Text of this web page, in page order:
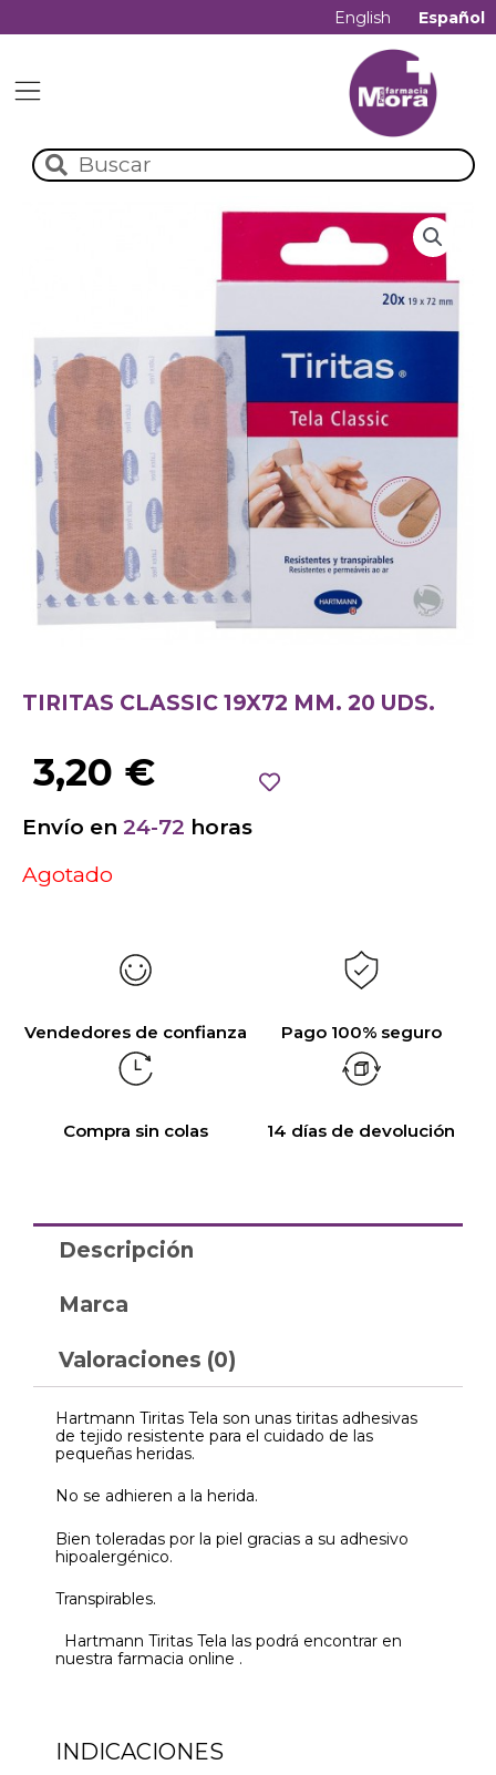
English Español
TIRITAS CLASSIC 19X72 MM. 20 UDS.
3,20 €
Envío en 24-72 horas
Agotado
Vendedores de confianza Pago 100% seguro
Compra sin colas 14 días de devolución
Descripción
Marca
Valoraciones (0)
Hartmann Tiritas Tela son unas tiritas adhesivas
de tejido resistente para el cuidado de las
pequeñas heridas.
No se adhieren a la herida.
Bien toleradas por la piel gracias a su adhesivo
hipoalergénico.
Transpirables.
Hartmann Tiritas Tela las podrá encontrar en
nuestra farmacia online .
INDICACIONES